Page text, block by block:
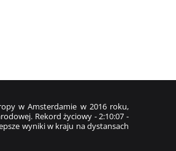
w Amsterdamie w 2016 roku,
Rekord życiowy - 2:10:07 -
wyniki w kraju na dystansach